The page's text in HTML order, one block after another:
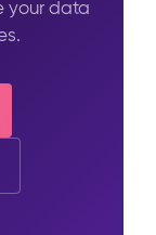
your data